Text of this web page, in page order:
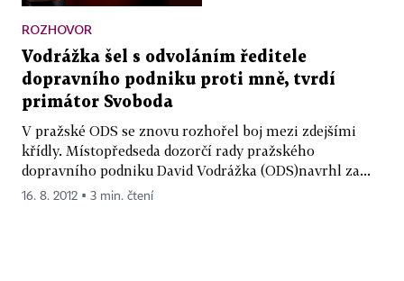
ROZHOVOR
Vodrážka šel s odvoláním ředitele
dopravního podniku proti mně, tvrdí
primátor Svoboda
V pražské ODS se znovu rozhořel boj mezi zdejšími
křídly. Místopředseda dozorčí rady pražského
dopravního podniku David Vodrážka (ODS)navrhl za...
16. 8. 2012 ▪ 3 min. čtení